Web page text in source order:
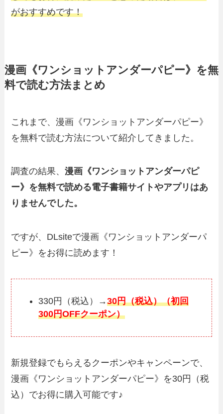
がおすすめです！
漫画《ワンショットアンダーパピー》を無
料で読む方法まとめ
これまで、漫画《ワンショットアンダーパピー》
を無料で読む方法について紹介してきました。
調査の結果、漫画《ワンショットアンダーパピ
ー》を無料で読める電子書籍サイトやアプリはあ
りませんでした。
ですが、DLsiteで漫画《ワンショットアンダーパ
ピー》をお得に読めます！
330円（税込）→30円（税込）（初回
300円OFFクーポン）
新規登録でもらえるクーポンやキャンペーンで、
漫画《ワンショットアンダーパピー》を30円（税
込）でお得に購入可能です♪